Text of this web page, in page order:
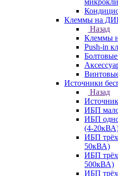
Клеммы на
Назад
Клеммы
Push-in
Источники
Назад
ИБП
ИБП
(4-
ИБП
50кВА)
ИБП
500кВА)
ИБП